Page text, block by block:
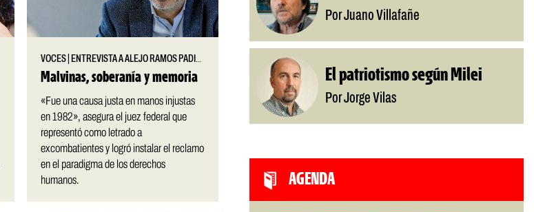
VOCES| ENTREVISTA A ALEJO RAMOS PADILLA
Malvinas, soberanía y memoria
«Fue una causa justa en manos injustas
en 1982», asegura el juez federal que
representó como letrado a
excombatientes y logró instalar el reclamo
en el paradigma de los derechos
humanos.
Por Juano Villafañe
El patriotismo según Milei
Por Jorge Vilas
AGENDA